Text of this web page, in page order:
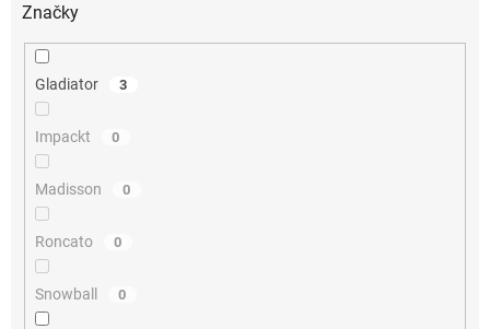
Značky
Gladiator 3
Impackt 0
Madisson 0
Roncato 0
Snowball 0